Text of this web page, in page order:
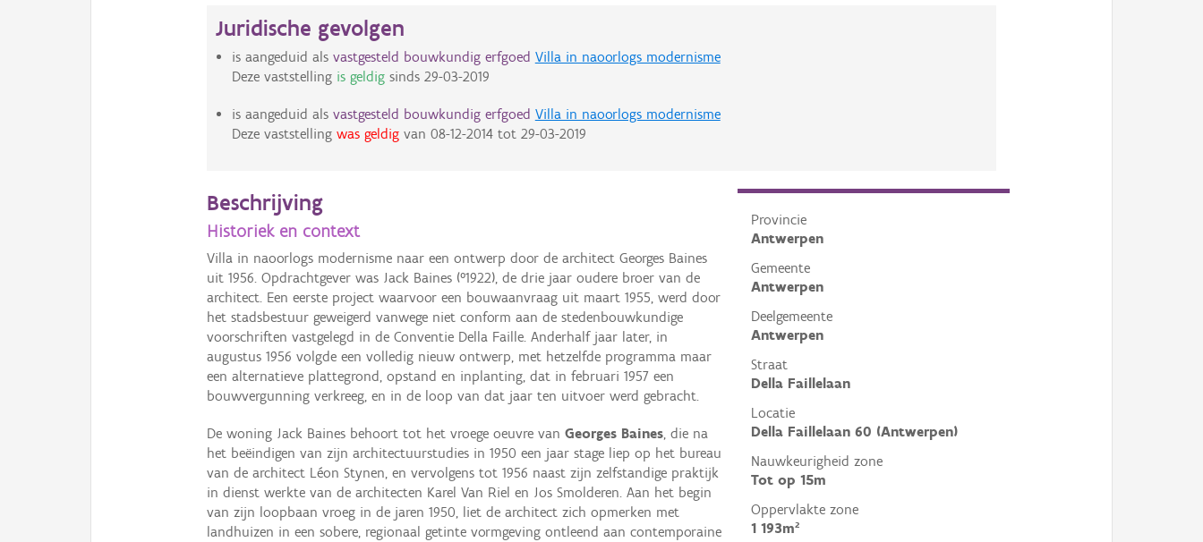
Juridische gevolgen
is aangeduid als vastgesteld bouwkundig erfgoed Villa in naoorlogs modernisme
Deze vaststelling is geldigsinds 29-03-2019
is aangeduid als vastgesteld bouwkundig erfgoed Villa in naoorlogs modernisme
Deze vaststelling was geldigvan 08-12-2014tot 29-03-2019
Provincie
Antwerpen
Gemeente
Antwerpen
Deelgemeente
Antwerpen
Straat
Della Faillelaan
Locatie
Della Faillelaan 60 (Antwerpen)
Nauwkeurigheid zone
Tot op 15m
Oppervlakte zone
1 193m²
Beschrijving
Historiek en context
Villa in naoorlogs modernisme naar een ontwerp door de architect Georges Baines
uit 1956. Opdrachtgever was Jack Baines (°1922), de drie jaar oudere broer van de
architect. Een eerste project waarvoor een bouwaanvraag uit maart 1955, werd door
het stadsbestuur geweigerd vanwege niet conform aan de stedenbouwkundige
voorschriften vastgelegd in de Conventie Della Faille. Anderhalf jaar later, in
augustus 1956 volgde een volledig nieuw ontwerp, met hetzelfde programma maar
een alternatieve plattegrond, opstand en inplanting, dat in februari 1957 een
bouwvergunning verkreeg, en in de loop van dat jaar ten uitvoer werd gebracht.
De woning Jack Baines behoort tot het vroege oeuvre vanGeorges Baines, die na
het beëindigen van zijn architectuurstudies in 1950 een jaar stage liep op het bureau
van de architect Léon Stynen, en vervolgens tot 1956 naast zijn zelfstandige praktijk
in dienst werkte van de architecten Karel Van Riel en Jos Smolderen. Aan het begin
van zijn loopbaan vroeg in de jaren 1950, liet de architect zich opmerken met
landhuizen in een sobere, regionaal getinte vormgeving ontleend aan contemporaine